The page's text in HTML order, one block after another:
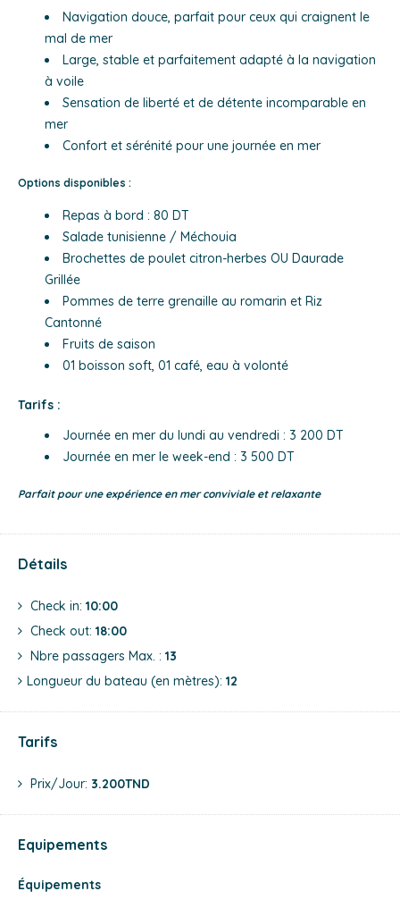
Navigation douce, parfait pour ceux qui craignent le
mal de mer
Large, stable et parfaitement adapté à la navigation
à voile
Sensation de liberté et de détente incomparable en
mer
Confort et sérénité pour une journée en mer
Options disponibles :
Repas à bord : 80 DT
Salade tunisienne / Méchouia
Brochettes de poulet citron-herbes OU Daurade
Grillée
Pommes de terre grenaille au romarin et Riz
Cantonné
Fruits de saison
01 boisson soft, 01 café, eau à volonté
Tarifs :
Journée en mer du lundi au vendredi : 3 200 DT
Journée en mer le week-end : 3 500 DT
Parfait pour une expérience en mer conviviale et relaxante
Détails
Check in: 10:00
Check out: 18:00
Nbre passagers Max. : 13
Longueur du bateau (en mètres): 12
Tarifs
Prix/jour: 3.200TND
Equipements
Équipements